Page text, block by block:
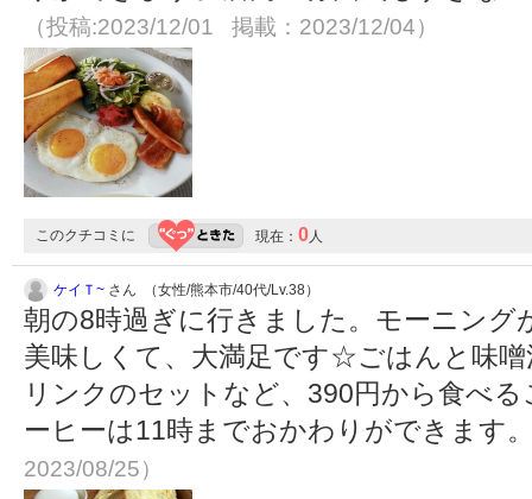
（投稿:2023/12/01 掲載：2023/12/04）
このクチコミに 現在： 0人
ケイＴ~ さん （女性/熊本市/40代/Lv.38）
朝の8時過ぎに行きました。モーニン
美味しくて、大満足です☆ごはんと味
リンクのセットなど、390円から食べ
ーヒーは11時までおかわりができます
2023/08/25）